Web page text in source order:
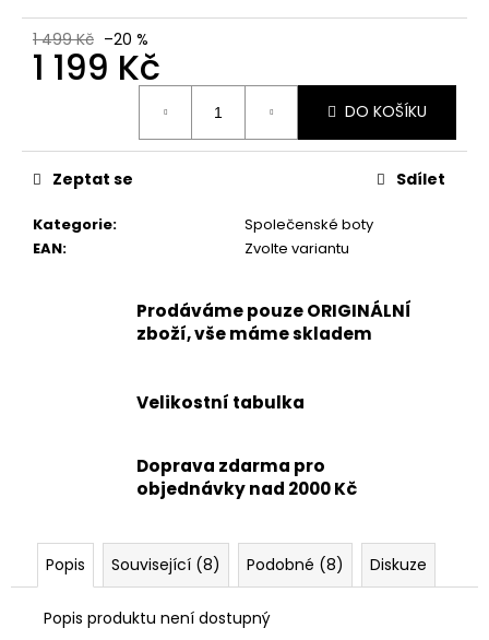
1 499 Kč –20 %
1 199 Kč
DO KOŠÍKU
Kategorie:
Společenské boty
EAN: Zvolte variantu
Zeptat se Sdílet
Prodáváme pouze ORIGINÁLNÍ
zboží, vše máme skladem
Velikostní tabulka
Doprava zdarma pro
objednávky nad 2000 Kč
Popis Související (8) Podobné (8) Diskuze
Popis produktu není dostupný
BRONZOVÉ
499